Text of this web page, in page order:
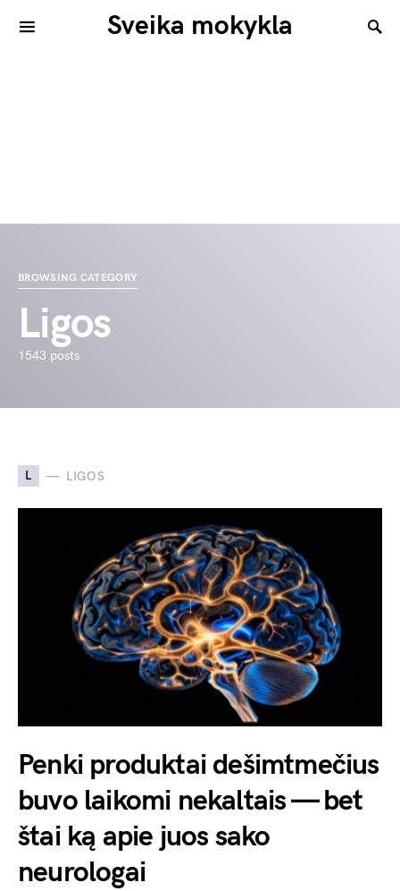
Sveika mokykla
BROWSING CATEGORY
Ligos
1543 posts
L LIGOS
Penki produktai dešimtmečius
buvo laikomi nekaltais — bet
štai ką apie juos sako
neurologai